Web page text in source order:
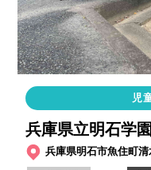
児
兵庫県立明石学園
兵庫県明石市魚住町清